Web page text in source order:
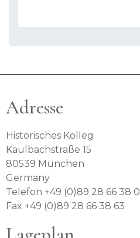
Adresse
Historisches Kolleg
Kaulbachstraße 15
80539 München
Germany
Telefon +49 (0)89 28 66 38 0
Fax +49 (0)89 28 66 38 63